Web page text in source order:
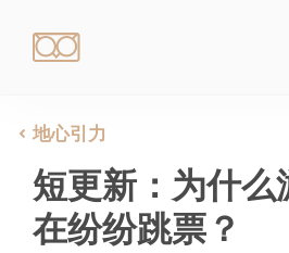
地心引力
短更新：为什
在纷纷跳票？